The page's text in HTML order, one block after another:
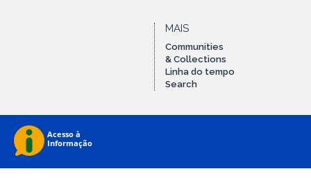
MAIS
Communities
& Collections
Linha do tempo
Search